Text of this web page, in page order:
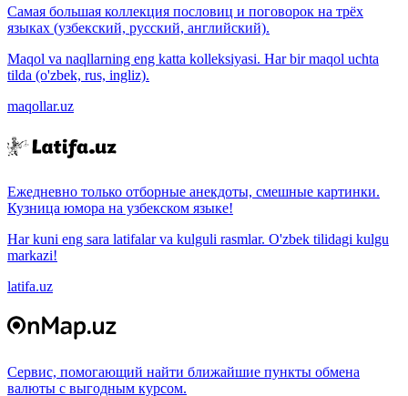
Самая большая коллекция пословиц и поговорок на трёх
языках (узбекский, русский, английский).
Maqol va naqllarning eng katta kolleksiyasi. Har bir maqol uchta
tilda (o'zbek, rus, ingliz).
maqollar.uz
Ежедневно только отборные анекдоты, смешные картинки.
Кузница юмора на узбекском языке!
Har kuni eng sara latifalar va kulguli rasmlar. O'zbek tilidagi kulgu
markazi!
latifa.uz
Сервис, помогающий найти ближайшие пункты обмена
валюты с выгодным курсом.